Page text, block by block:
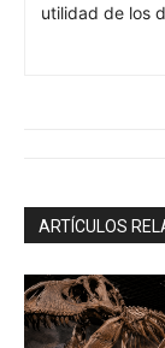
utilidad de los
ARTÍCULOS